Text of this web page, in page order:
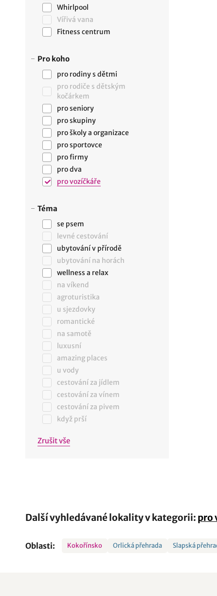
Whirlpool
Vířivá vana
Fitness centrum
Pro koho
pro rodiny s dětmi
pro rodiče s dětským
kočárkem
pro seniory
pro skupiny
pro školy a organizace
pro sportovce
pro firmy
pro dva
pro vozíčkáře
Téma
se psem
levné cestování
ubytování v přírodě
ubytování na horách
wellness a relax
na víkend
agroturistika
u sjezdovky
romantické
na samotě
luxusní
amazing places
u vody
cestování za jídlem
cestování za vínem
cestování za pivem
když prší
Zrušit vše
Další vyhledávané lokality v kategorii: pro
Oblasti: Kokořínsko Orlická přehrada Slapská